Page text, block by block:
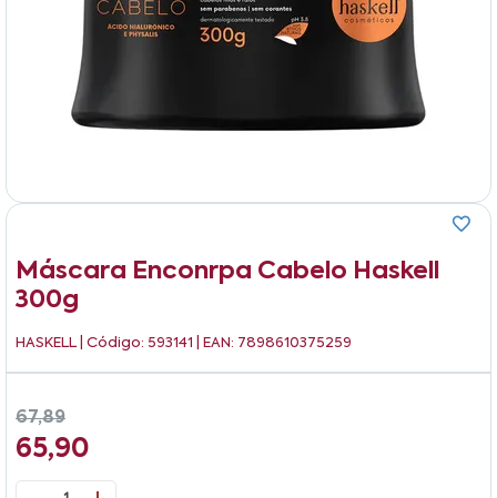
Máscara Enconrpa Cabelo Haskell
300g
HASKELL| Código: 593141 | EAN: 7898610375259
67,89
65,90